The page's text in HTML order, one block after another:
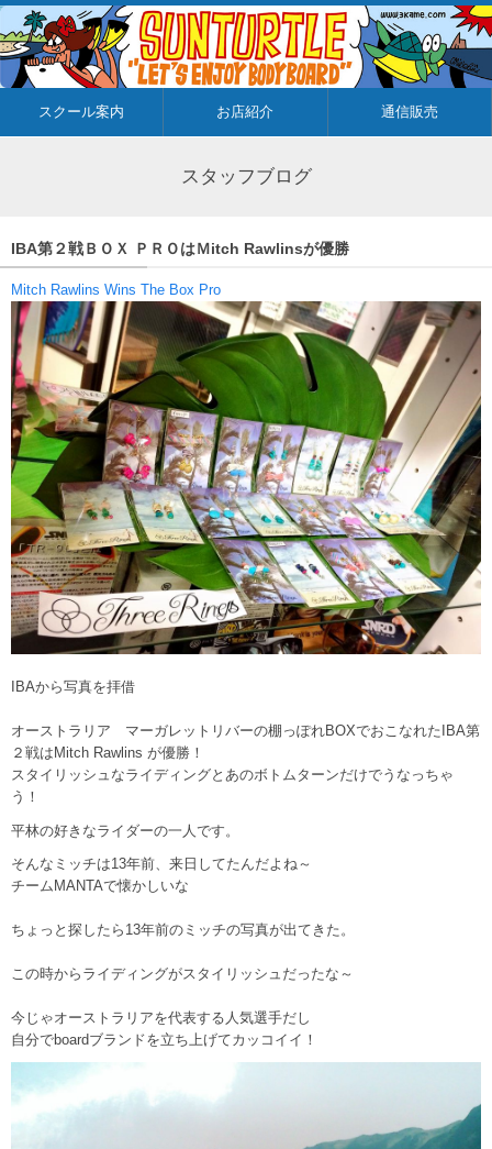
スクール案内 お店紹介 通信販売
スタッフブログ
IBA第２戦ＢＯＸ ＰＲＯはＭitch Rawlinsが優勝
Mitch Rawlins Wins The Box Pro
IBAから写真を拝借
オーストラリア マーガレットリバーの棚っぽれBOXでおこなれたIBA第
２戦はMitch Rawlins が優勝！
スタイリッシュなライディングとあのボトムターンだけでうなっちゃ
う！
平林の好きなライダーの一人です。
そんなミッチは13年前、来日してたんだよね～
チームMANTAで懐かしいな
ちょっと探したら13年前のミッチの写真が出てきた。
この時からライディングがスタイリッシュだったな～
今じゃオーストラリアを代表する人気選手だし
自分でboardブランドを立ち上げてカッコイイ！